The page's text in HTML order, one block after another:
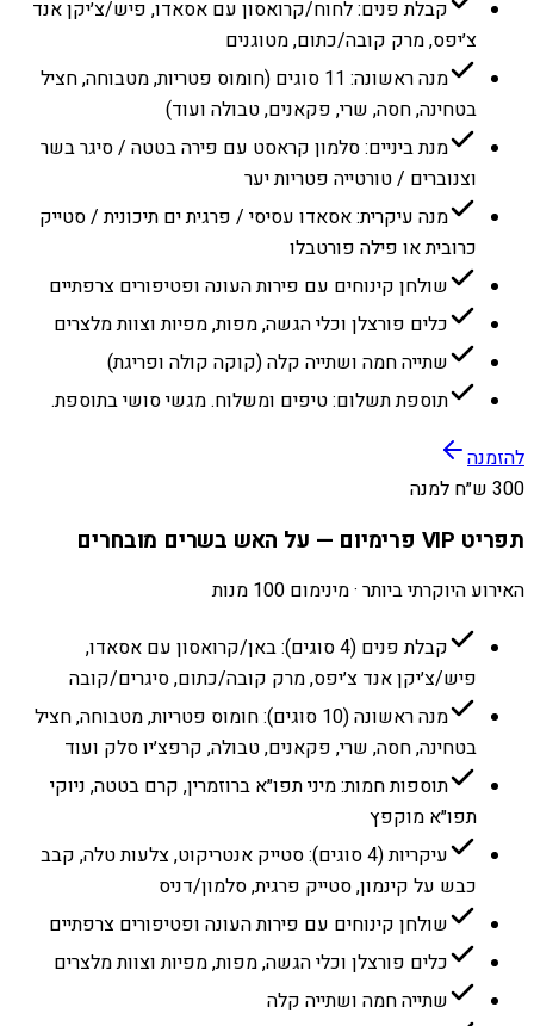
קבלת פנים: לחוח/קרואסון עם אסאדו, פיש/צ׳יקן אנד
צ׳יפס, מרק קובה/כתום, מטוגנים
מנה ראשונה: 11 סוגים (חומוס פטריות, מטבוחה, חציל
בטחינה, חסה, שרי, פקאנים, טבולה ועוד)
מנת ביניים: סלמון קראסט עם פירה בטטה / סיגר בשר
וצנוברים / טורטייה פטריות יער
מנה עיקרית: אסאדו עסיסי / פרגית ים תיכונית / סטייק
כרובית או פילה פורטבלו
שולחן קינוחים עם פירות העונה ופטיפורים צרפתיים
כלים פורצלן וכלי הגשה, מפות, מפיות וצוות מלצרים
שתייה חמה ושתייה קלה (קוקה קולה ופריגת)
תוספת תשלום: טיפים ומשלוח. מגשי סושי בתוספת.
להזמנה
300 ש״ח למנה
תפריט VIP פרימיום — על האש בשרים מובחרים
האירוע היוקרתי ביותר · מינימום 100 מנות
קבלת פנים (4 סוגים): באן/קרואסון עם אסאדו,
פיש/צ׳יקן אנד צ׳יפס, מרק קובה/כתום, סיגרים/קובה
מנה ראשונה (10 סוגים): חומוס פטריות, מטבוחה, חציל
בטחינה, חסה, שרי, פקאנים, טבולה, קרפצ׳יו סלק ועוד
תוספות חמות: מיני תפו״א ברוזמרין, קרם בטטה, ניוקי
תפו״א מוקפץ
עיקריות (4 סוגים): סטייק אנטריקוט, צלעות טלה, קבב
כבש על קינמון, סטייק פרגית, סלמון/דניס
שולחן קינוחים עם פירות העונה ופטיפורים צרפתיים
כלים פורצלן וכלי הגשה, מפות, מפיות וצוות מלצרים
שתייה חמה ושתייה קלה